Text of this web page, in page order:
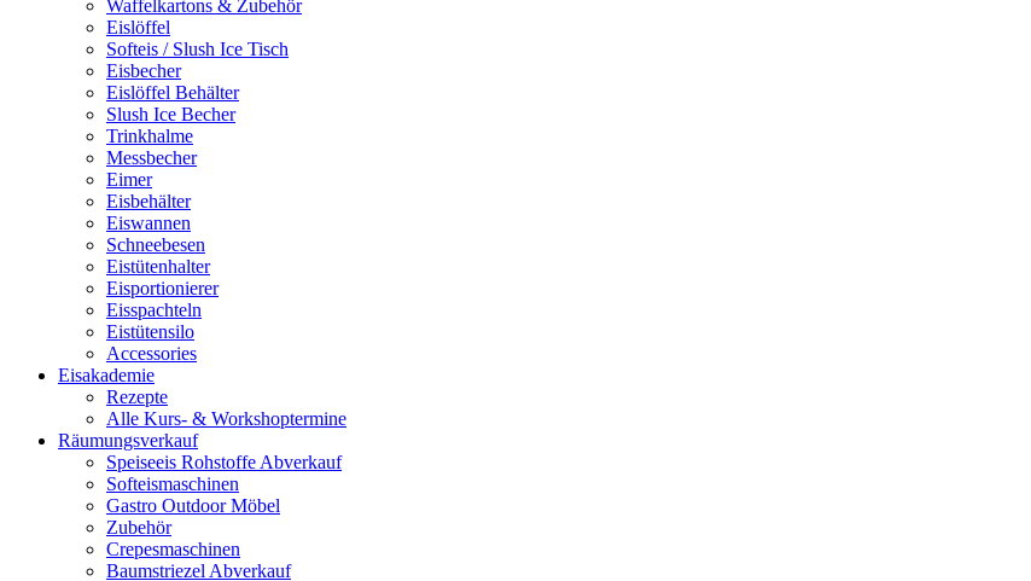
Waffelkartons & Zubehör
Eislöffel
Softeis / Slush Ice Tisch
Eisbecher
Eislöffel Behälter
Slush Ice Becher
Trinkhalme
Messbecher
Eimer
Eisbehälter
Eiswannen
Schneebesen
Eistütenhalter
Eisportionierer
Eisspachteln
Eistütensilo
Accessories
Eisakademie
Rezepte
Alle Kurs- & Workshoptermine
Räumungsverkauf
Speiseeis Rohstoffe Abverkauf
Softeismaschinen
Gastro Outdoor Möbel
Zubehör
Crepesmaschinen
Baumstriezel Abverkauf